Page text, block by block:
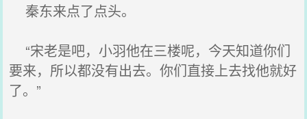
秦东来点了点头。
“宋老是吧，小羽他在三楼呢，今天知道你们
要来，所以都没有出去。你们直接上去找他就好
了。”